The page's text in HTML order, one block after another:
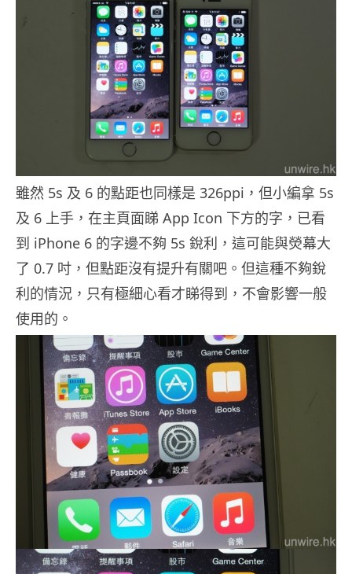
雖然 5s 及 6 的點距也同樣是 326ppi，但小編拿 5s
及 6 上手，在主頁面睇 App Icon 下方的字，已看
到 iPhone 6 的字邊不夠 5s 銳利，這可能與熒幕大
了 0.7 吋，但點距沒有提升有關吧。但這種不夠銳
利的情況，只有極細心看才睇得到，不會影響一般
使用的。